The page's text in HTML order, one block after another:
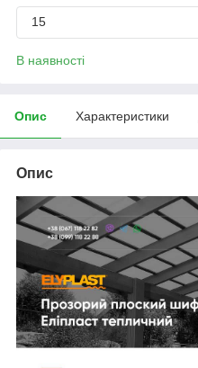
15
В наявності
Опис Характеристики
Опис